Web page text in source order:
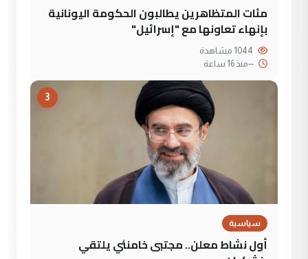
مئات المتظاهرين يطالبون الحكومة اليونانية
بإنهاء تعاونها مع "إسرائيل"
--منذ 16 ساعة
3
سياسية
أول نشاط معلن.. مجتبى خامنئي يلتقي